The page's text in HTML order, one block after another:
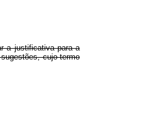
a justificativa para a
cujo termo